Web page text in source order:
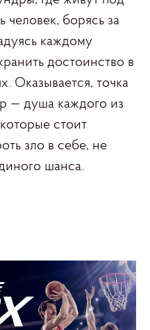
борясь за
каждому
достоинство в
Оказывается, точка
— душа каждого из
стоит
зло в себе, не
шанса.